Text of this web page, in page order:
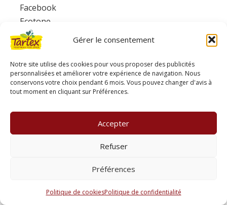
Gérer le consentement
Notre site utilise des cookies pour vous proposer des publicités
personnalisées et améliorer votre expérience de navigation. Nous
conservons votre choix pendant 6 mois. Vous pouvez changer d'avis à
tout moment en cliquant sur Préférences.
Accepter
Refuser
Préférences
Politique de cookiesPolitique de confidentialité
Facebook
Ecotone
www.consignesdetri.fr